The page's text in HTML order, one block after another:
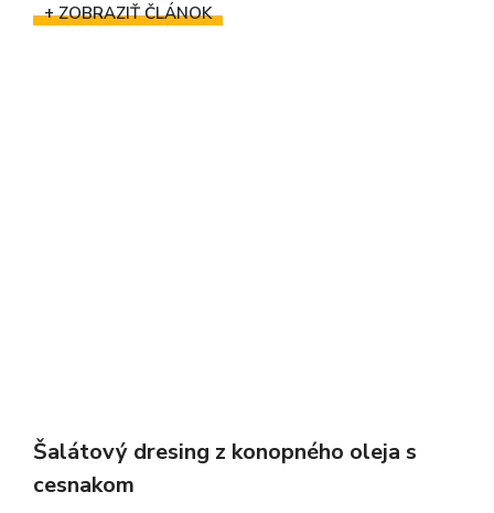
+ ZOBRAZIŤ ČLÁNOK
Šalátový dresing z konopného oleja s
cesnakom